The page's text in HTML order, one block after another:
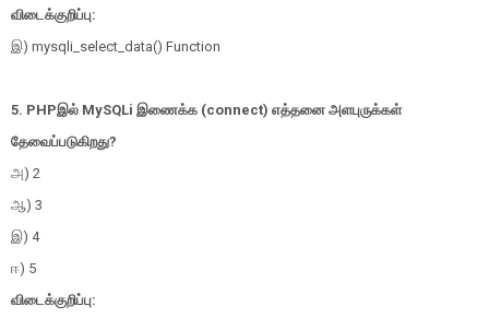
விடைக்குறிப்பு:
இ) mysqli_select_data() Function
5. PHPஇல் MySQLi இணைக்க (connect) எத்தனை அளபுருக்கள்
தேவைப்படுகிறது?
அ) 2
ஆ) 3
இ) 4
ஈ) 5
விடைக்குறிப்பு: